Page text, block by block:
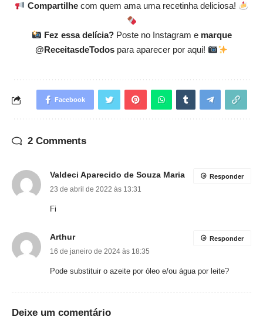
Compartilhecom quem ama uma recetinha deliciosa!
Fez essa delícia?Poste no Instagram e marque
@ReceitasdeTodospara aparecer por aqui!
Facebook
2 Comments
Valdeci Aparecido de Souza Maria
23 de abril de 2022 às 13:31
Fi
Responder
Arthur
16 de janeiro de 2024 às 18:35
Pode substituir o azeite por óleo e/ou água por leite?
Responder
Deixe um comentário